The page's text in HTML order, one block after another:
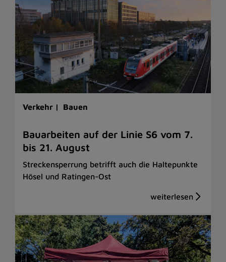
Verkehr | Bauen
Bauarbeiten auf der Linie S6 vom 7.
bis 21. August
Streckensperrung betrifft auch die Haltepunkte
Hösel und Ratingen-Ost